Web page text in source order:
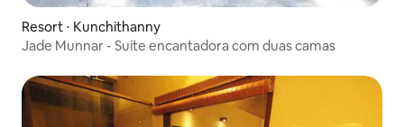
Resort ⋅ Kunchithanny
Jade Munnar - Suíte encantadora com duas camas